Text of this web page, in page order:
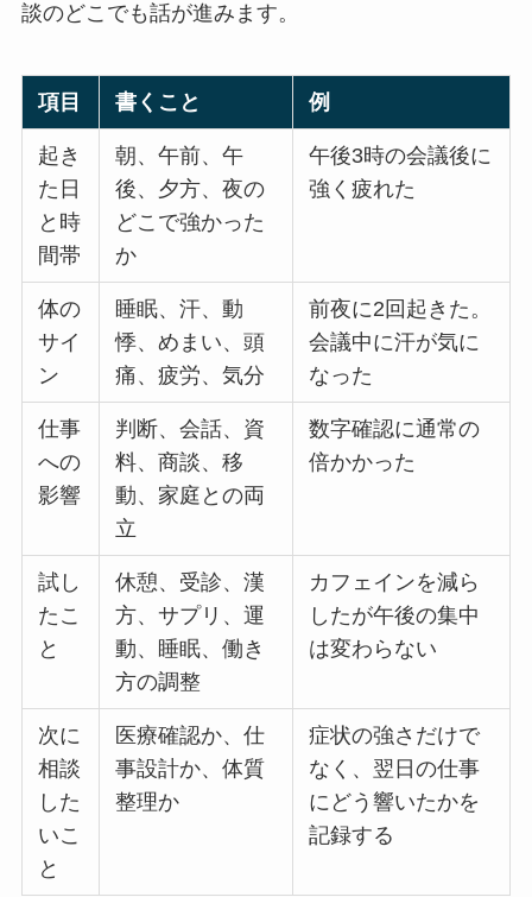
談のどこでも話が進みます。
項目 書くこと 例
起き
た日
と時
間帯
朝、午前、午
後、夕方、夜の
どこで強かった
か
午後3時の会議後に
強く疲れた
体の
サイ
ン
睡眠、汗、動
悸、めまい、頭
痛、疲労、気分
前夜に2回起きた。
会議中に汗が気に
なった
仕事
への
影響
判断、会話、資
料、商談、移
動、家庭との両
立
数字確認に通常の
倍かかった
試し
たこ
と
休憩、受診、漢
方、サプリ、運
動、睡眠、働き
方の調整
カフェインを減ら
したが午後の集中
は変わらない
次に
相談
した
いこ
と
医療確認か、仕
事設計か、体質
整理か
症状の強さだけで
なく、翌日の仕事
にどう響いたかを
記録する